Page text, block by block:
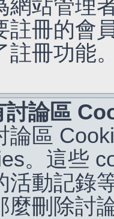
網站管理
註冊的會
註冊功能
討論區
論區
。這些
活動記錄
麼刪除討